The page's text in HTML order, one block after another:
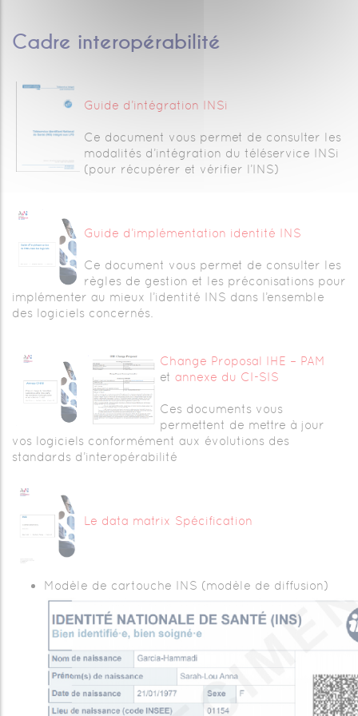
Cadre interopérabilité
Guide d’intégration INSi
Ce document vous permet de consulter les
modalités d’intégration du téléservice INSi
(pour récupérer et vérifier l’INS)
Guide d’implémentation identité INS
Ce document vous permet de consulter les
règles de gestion et les préconisations pour
implémenter au mieux l’identité INS dans l’ensemble
des logiciels concernés.
Change Proposal IHE – PAM
et annexe du CI-SIS
Ces documents vous
permettent de mettre à jour
vos logiciels conformément aux évolutions des
standards d’interopérabilité
Le data matrix Spécification
Modèle de cartouche INS (modèle de diffusion)